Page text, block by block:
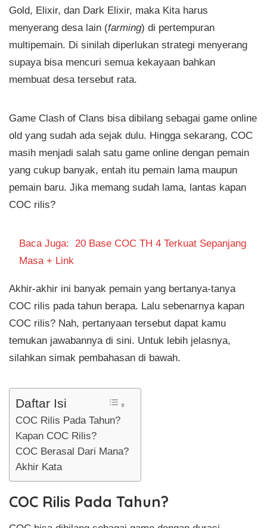
Gold, Elixir, dan Dark Elixir, maka Kita harus
menyerang desa lain (farming) di pertempuran
multipemain. Di sinilah diperlukan strategi menyerang
supaya bisa mencuri semua kekayaan bahkan
membuat desa tersebut rata.
Game Clash of Clans bisa dibilang sebagai game online
old yang sudah ada sejak dulu. Hingga sekarang, COC
masih menjadi salah satu game online dengan pemain
yang cukup banyak, entah itu pemain lama maupun
pemain baru. Jika memang sudah lama, lantas kapan
COC rilis?
Baca Juga: 20 Base COC TH 4 Terkuat Sepanjang
Masa + Link
Akhir-akhir ini banyak pemain yang bertanya-tanya
COC rilis pada tahun berapa. Lalu sebenarnya kapan
COC rilis? Nah, pertanyaan tersebut dapat kamu
temukan jawabannya di sini. Untuk lebih jelasnya,
silahkan simak pembahasan di bawah.
Daftar Isi
COC Rilis Pada Tahun?
Kapan COC Rilis?
COC Berasal Dari Mana?
Akhir Kata
COC Rilis Pada Tahun?